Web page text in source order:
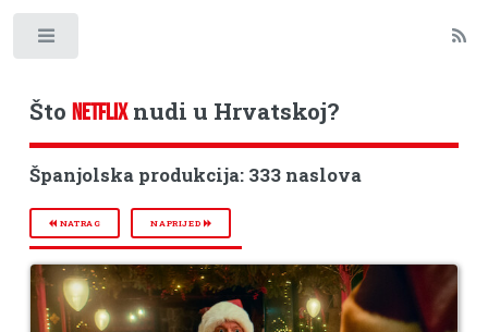
Što NETFLIXnudi u Hrvatskoj?
Španjolska produkcija: 333 naslova
NATRAG NAPRIJED